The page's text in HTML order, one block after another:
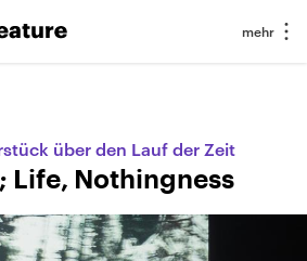
über den Lauf der Zeit
Life, Nothingness